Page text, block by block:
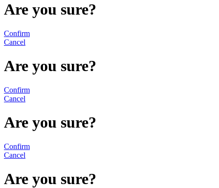
Are you sure?
Confirm
Cancel
Are you sure?
Confirm
Cancel
Are you sure?
Confirm
Cancel
Are you sure?